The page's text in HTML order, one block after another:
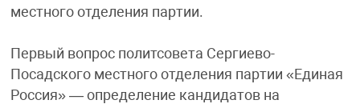
местного отделения партии.
Первый вопрос политсовета Сергиево-
Посадского местного отделения партии «Единая
Россия» — определение кандидатов на